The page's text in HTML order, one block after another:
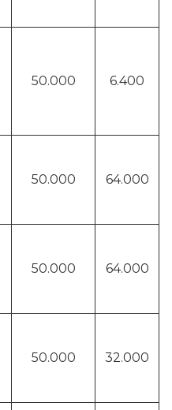
50.000 6.400
50.000 64.000
50.000 64.000
50.000 32.000